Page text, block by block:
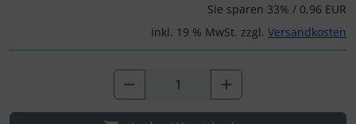
Sie sparen 33% / 0,96 EUR
inkl. 19 % MwSt. zzgl. Versandkosten